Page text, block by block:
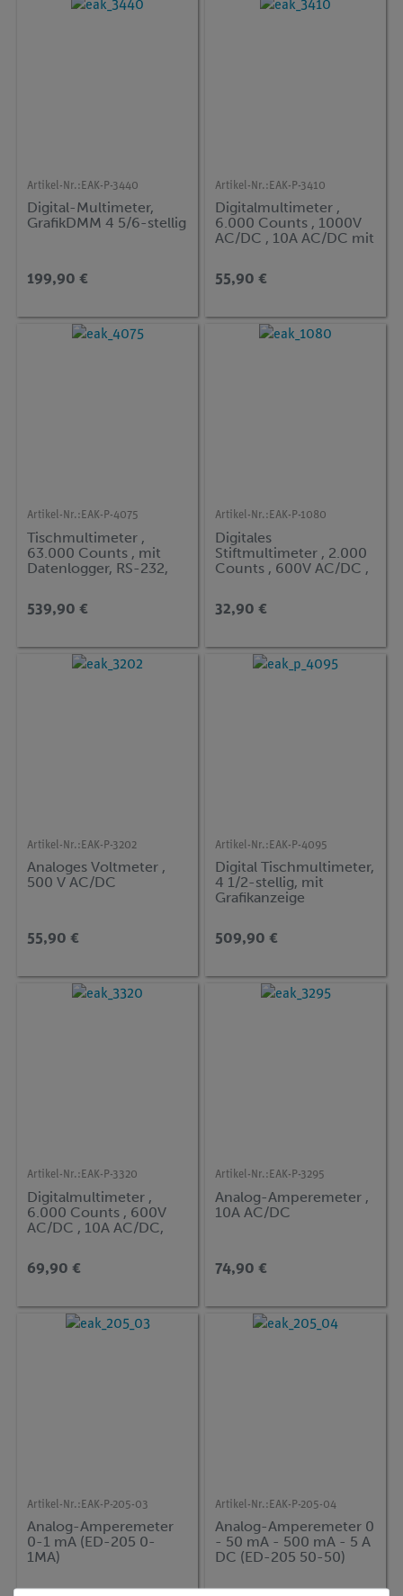
Artikel-Nr.: EAK-P-3440
Digital-Multimeter,
GrafikDMM 4 5/6-stellig
199,90 €
Artikel-Nr.: EAK-P-3410
Digitalmultimeter ,
6.000 Counts , 1000V
AC/DC , 10A AC/DC mit
55,90 €
Artikel-Nr.: EAK-P-4075
Tischmultimeter ,
63.000 Counts , mit
Datenlogger, RS-232,
539,90 €
Artikel-Nr.: EAK-P-1080
Digitales
Stiftmultimeter , 2.000
Counts , 600V AC/DC ,
32,90 €
Artikel-Nr.: EAK-P-3202
Analoges Voltmeter ,
500 V AC/DC
55,90 €
Artikel-Nr.: EAK-P-4095
Digital Tischmultimeter,
4 1/2-stellig, mit
Grafikanzeige
509,90 €
Artikel-Nr.: EAK-P-3320
Digitalmultimeter ,
6.000 Counts , 600V
AC/DC , 10A AC/DC,
69,90 €
Artikel-Nr.: EAK-P-3295
Analog-Amperemeter ,
10A AC/DC
74,90 €
Artikel-Nr.: EAK-P-205-03
Analog-Amperemeter
0-1 mA (ED-205 0-
1MA)
Artikel-Nr.: EAK-P-205-04
Analog-Amperemeter 0
- 50 mA - 500 mA - 5 A
DC (ED-205 50-50)